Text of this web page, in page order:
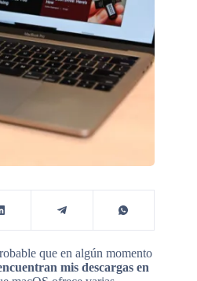
que en algún momento
mis descargas en